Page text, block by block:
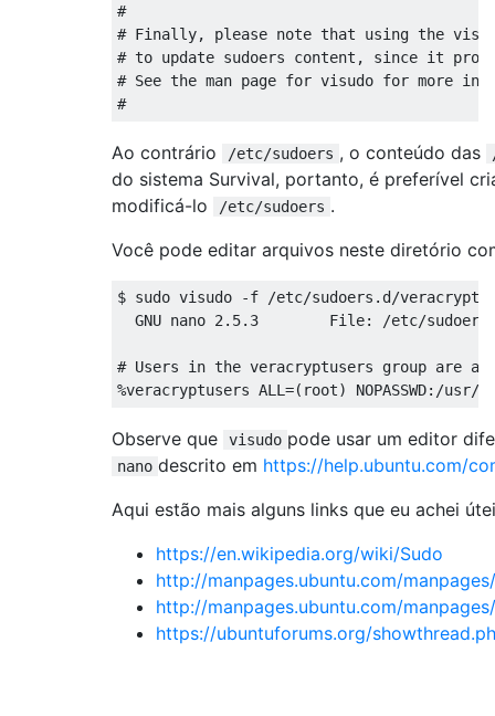
#
# Finally, please note that using the visudo
# to update sudoers content, since it
# See the man page for visudo for more
Ao contrário /etc/sudoers , o conteúdo das
do sistema Survival, portanto, é preferível
modificá-lo
/etc/sudoers .
Você pode editar arquivos neste diretório
$ sudo visudo -f /etc/sudoers.d/veracrypt
GNU nano 2.5.3        File:
# Users in the veracryptusers group are
Observe que visudo pode usar um editor
nano descrito em https://help.ubuntu.com/
Aqui estão mais alguns links que eu achei
https://en.wikipedia.org/wiki/Sudo
http://manpages.ubuntu.com/
http://manpages.ubuntu.com/
https://ubuntuforums.org/